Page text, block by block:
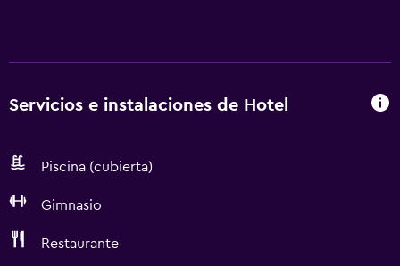
Servicios e instalaciones de Hotel
Piscina (cubierta)
Gimnasio
Restaurante